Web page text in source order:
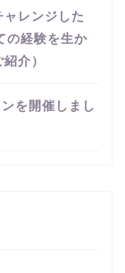
レンジした
の経験を生か
介）
を開催しまし